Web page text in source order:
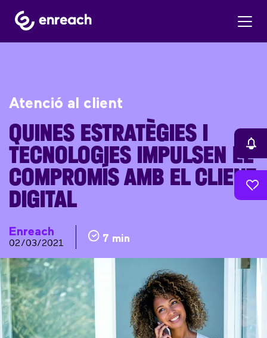
Atenció al client
QUINES ESTRATÈGIES I
TECNOLOGIES IMPULSEN EL
COMPROMÍS AMB EL CLIENT
DIGITAL
Enreach
02/03/2021 7 min